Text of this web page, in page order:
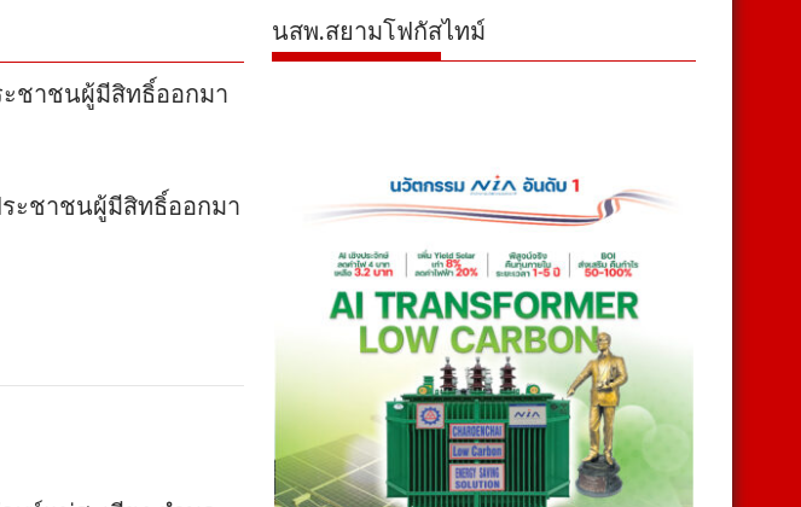
ชาชนผู้มีสิทธิ์ออกมา
ะชาชนผู้มีสิทธิ์ออกมา
นสพ.สยามโฟกัสไทม์